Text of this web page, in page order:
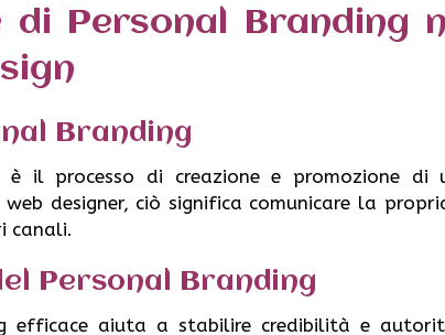
di Personal Branding
Branding
è il processo di creazione e promozione di
designer, ciò significa comunicare la
canali.
Personal Branding
efficace aiuta a stabilire credibilità e